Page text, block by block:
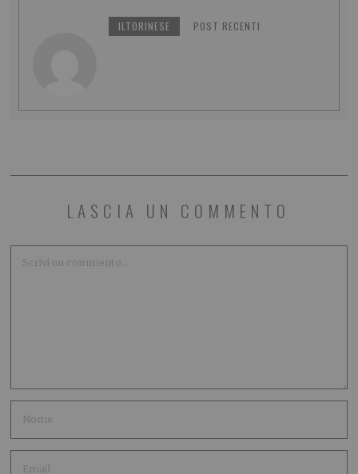
ILTORINESE POST RECENTI
LASCIA UN COMMENTO